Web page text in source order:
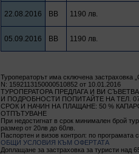
22.08.2016 BB 1190 лв.
05.09.2016 BB 1190 лв.
Туроператорът има сключена
N: 1592113150000510852 от 10.01.2016
ТУРОПЕРАТОРА ПРЕДЛАГА И ВИ
И ПОДРОБНОСТИ ПОПИТАЙТЕ НА ТЕЛ.
СРОК И НАЧИН НА ПЛАЩАНЕ: 50 %
ОТПЪТУВАНЕ
При недостигнат в срок минимален брой
размер от 20лв до 60лв.
Паспортен и визов контрол: по програмата
ОБЩИ УСЛОВИЯ КЪМ ОФЕРТАТА
Доплащане за застраховка за туристи над